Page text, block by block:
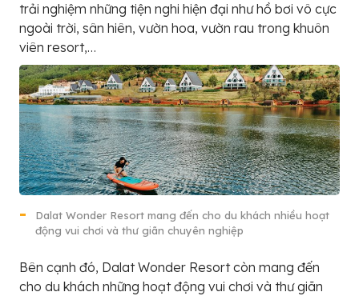
trải nghiệm những tiện nghi hiện đại như hồ bơi vô cực
ngoài trời, sân hiên, vườn hoa, vườn rau trong khuôn
viên resort,…
Dalat Wonder Resort mang đến cho du khách nhiều hoạt
động vui chơi và thư giãn chuyên nghiệp
Bên cạnh đó, Dalat Wonder Resort còn mang đến
cho du khách những hoạt động vui chơi và thư giãn